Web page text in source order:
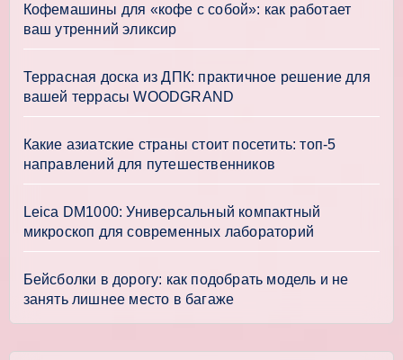
Кофемашины для «кофе с собой»: как работает
ваш утренний эликсир
Террасная доска из ДПК: практичное решение для
вашей террасы WOODGRAND
Какие азиатские страны стоит посетить: топ-5
направлений для путешественников
Leica DM1000: Универсальный компактный
микроскоп для современных лабораторий
Бейсболки в дорогу: как подобрать модель и не
занять лишнее место в багаже